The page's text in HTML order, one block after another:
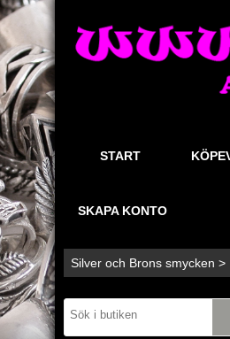
START
SKAPA KONTO
Silver och Brons smycken >